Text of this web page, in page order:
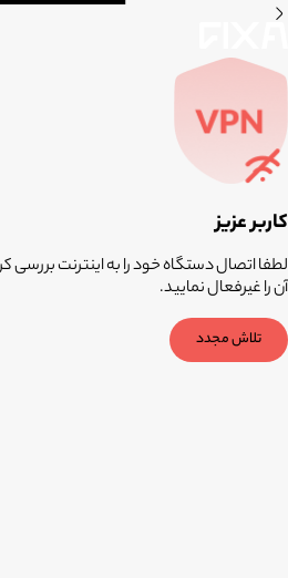
کاربر عزیز
آن را غیرفعال نمایید.
تلاش مجدد